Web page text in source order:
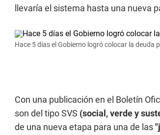
llevaría el sistema hasta una nueva
Hace 5 días el Gobierno logró colocar la
Con una publicación en el Boletín
son del tipo SVS (social, verde y
de una nueva etapa para una de las